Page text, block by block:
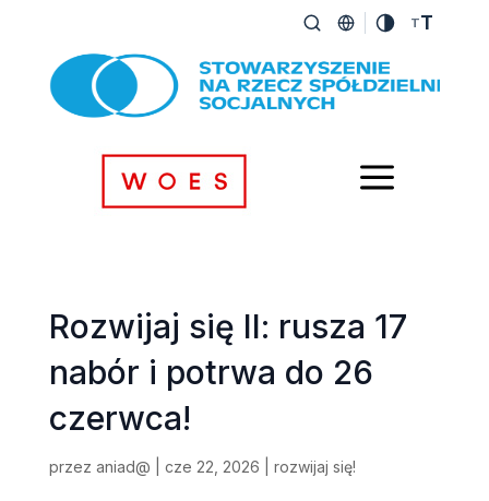
TT
a
Rozwijaj się II: rusza 17
nabór i potrwa do 26
czerwca!
przez aniad@ cze 22, 2026 rozwijaj się!